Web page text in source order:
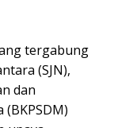
tergabung
(SJN),
dan